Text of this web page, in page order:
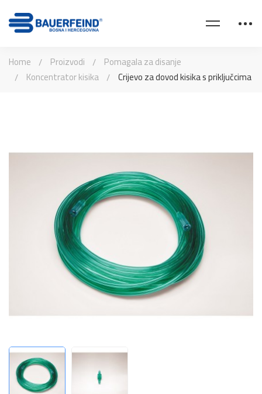
Home Proizvodi
Pomagala za disanje
Koncentrator kisika
Crijevo za dovod kisika s priključcima